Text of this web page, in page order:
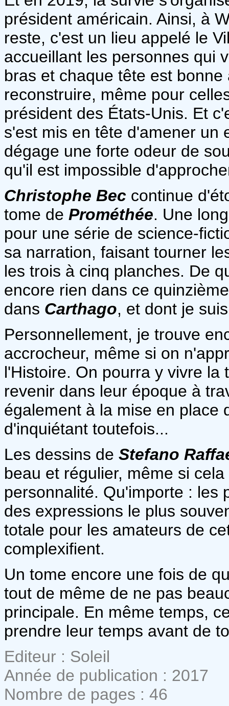
président américain. Ainsi, à
reste, c'est un lieu appelé le
accueillant les personnes qui
bras et chaque tête est
reconstruire, même pour
président des États-Unis. Et
s'est mis en tête d'amener un
dégage une forte odeur de
qu'il est impossible
Christophe Bec continue
tome de Prométhée. Une
pour une série de science-
sa narration, faisant tourner
les trois à cinq planches. De
encore rien dans ce
dans Carthago, et dont je
Personnellement, je trouve
accrocheur, même si on
l'Histoire. On pourra y vivre
revenir dans leur époque à
également à la mise en place
d'inquiétant toutefois...
Les dessins de Stefano
beau et régulier, même si
personnalité. Qu'importe : les
des expressions le plus
totale pour les amateurs de
complexifient.
Un tome encore une fois de
tout de même de ne pas
principale. En même temps,
prendre leur temps avant de
Editeur : Soleil
Année de publication : 2017
Nombre de pages : 46